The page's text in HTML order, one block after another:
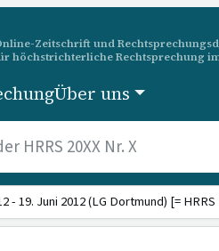
Zeitschrift und
höchstrichterliche Rechtsprechung
Über uns
- 19. Juni 2012 (LG Dortmund) [= HRRS